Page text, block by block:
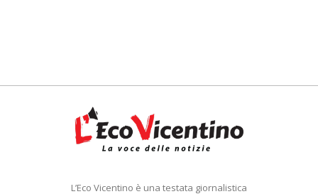
L’Eco Vicentino è una testata giornalistica